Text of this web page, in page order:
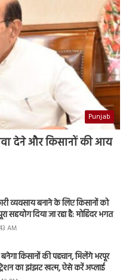
Punjab
देने और किसानों की आय
व्यवसाय बनाने के लिए किसानों को
सहयोग दिया जा रहा है: मोहिंदर भगत
AM
किसानों की पहचान, मिलेंगे भरपूर
का झंझट खत्म, ऐसे करें अप्लाई